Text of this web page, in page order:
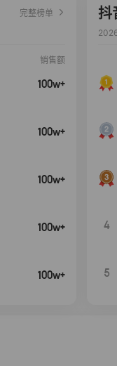
完整榜单
销售额
100w+
100w+
100w+
100w+
100w+
抖
4
5